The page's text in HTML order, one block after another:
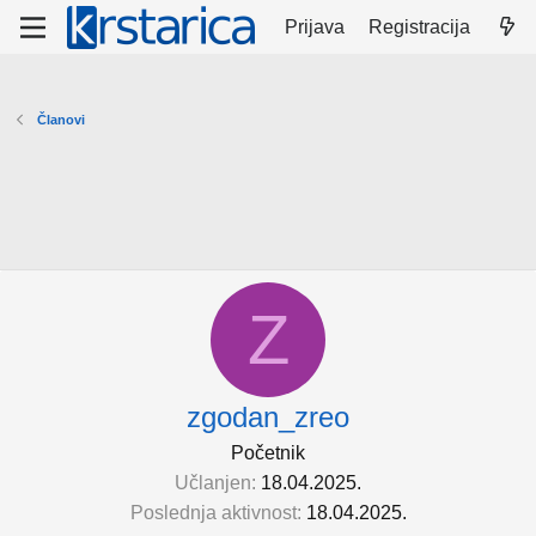
Prijava Registracija
Članovi
Z
zgodan_zreo
Početnik
Učlanjen 18.04.2025.
Poslednja aktivnost 18.04.2025.